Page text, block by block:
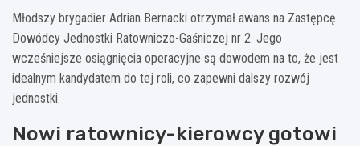
Młodszy brygadier Adrian Bernacki otrzymał awans na Zastępcę
Dowódcy Jednostki Ratowniczo-Gaśniczej nr 2. Jego
wcześniejsze osiągnięcia operacyjne są dowodem na to, że jest
idealnym kandydatem do tej roli, co zapewni dalszy rozwój
jednostki.
Nowi ratownicy-kierowcy gotowi